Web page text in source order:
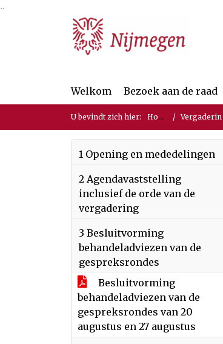
Ga naar de inhoud van deze pagina
Ga naar het zoeken
Ga naar het menu
Welkom Bezoek aan de raad
U bevindt zich hier: Home Vergaderingen
1 Opening en mededelingen
2 Agendavaststelling
inclusief de orde van de
vergadering
3 Besluitvorming
behandeladviezen van de
gespreksrondes
Besluitvorming
behandeladviezen van de
gespreksrondes van 20
augustus en 27 augustus